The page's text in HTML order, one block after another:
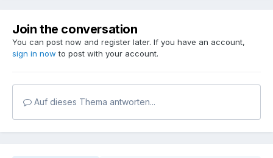
Join the conversation
You can post now and register later. If you have an account,
sign in now to post with your account.
Auf dieses Thema antworten...